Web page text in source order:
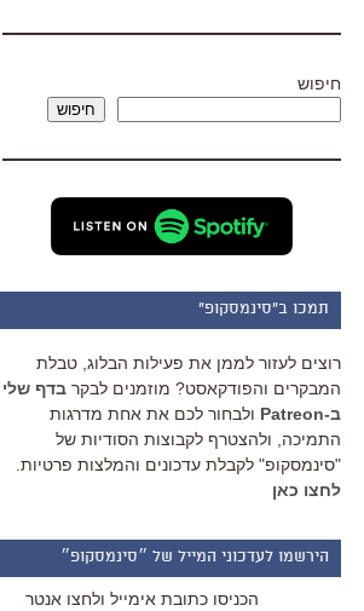
כדי
חיפוש
חיפוש
תמכו ב"סינמסקופ"
רוצים לעזור לממן את פעילות הבלוג, טבלת
המבקרים והפודקאסט? מוזמנים לבקר בדף שלי
ב-Patreon
ולבחור לכם את אחת מדרגות
התמיכה, ולהצטרף לקבוצות הסודיות של
"סינמסקופ" לקבלת עדכונים והמלצות פרטיות.
לחצו כאן
הירשמו לעדכוני המייל של ״סינמסקופ״
הכניסו כתובת אימייל ולחצו אנטר